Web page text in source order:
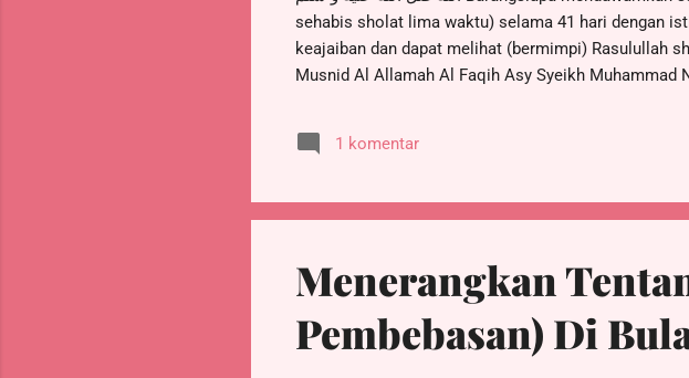
sehabis sholat lima waktu) selama 41 hari dengan
keajaiban dan dapat melihat (bermimpi) Rasulullah
Musnid Al Allamah Al Faqih Asy Syeikh Muhammad
Shulfi bin Abunawar Al ‘Aydrus) ijazahkan kepada
sebanyak 7x sehabis sholat lima waktu selama 41
1 komentar
Menerangkan
Pembebasan) Di